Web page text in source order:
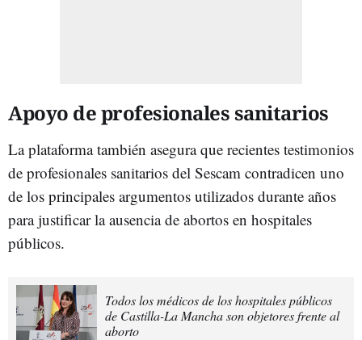
Apoyo de profesionales sanitarios
La plataforma también asegura que recientes testimonios
de profesionales sanitarios del Sescam contradicen uno
de los principales argumentos utilizados durante años
para justificar la ausencia de abortos en hospitales
públicos.
Todos los médicos de los hospitales públicos
de Castilla-La Mancha son objetores frente al
aborto